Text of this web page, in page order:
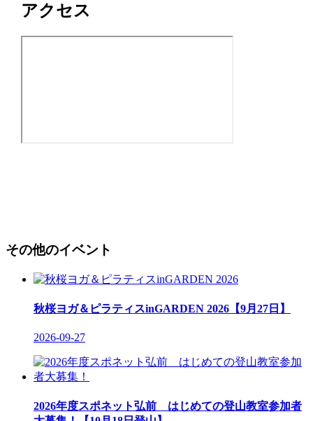
アクセス
その他のイベント
秋桜ヨガ＆ピラティスinGARDEN 2026【9月27日】
2026-09-27
2026年度スポネット弘前 はじめての登山教室参加者